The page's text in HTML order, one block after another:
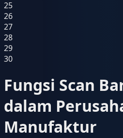
25
26
27
28
29
30
Fungsi Scan
dalam
Manufaktur